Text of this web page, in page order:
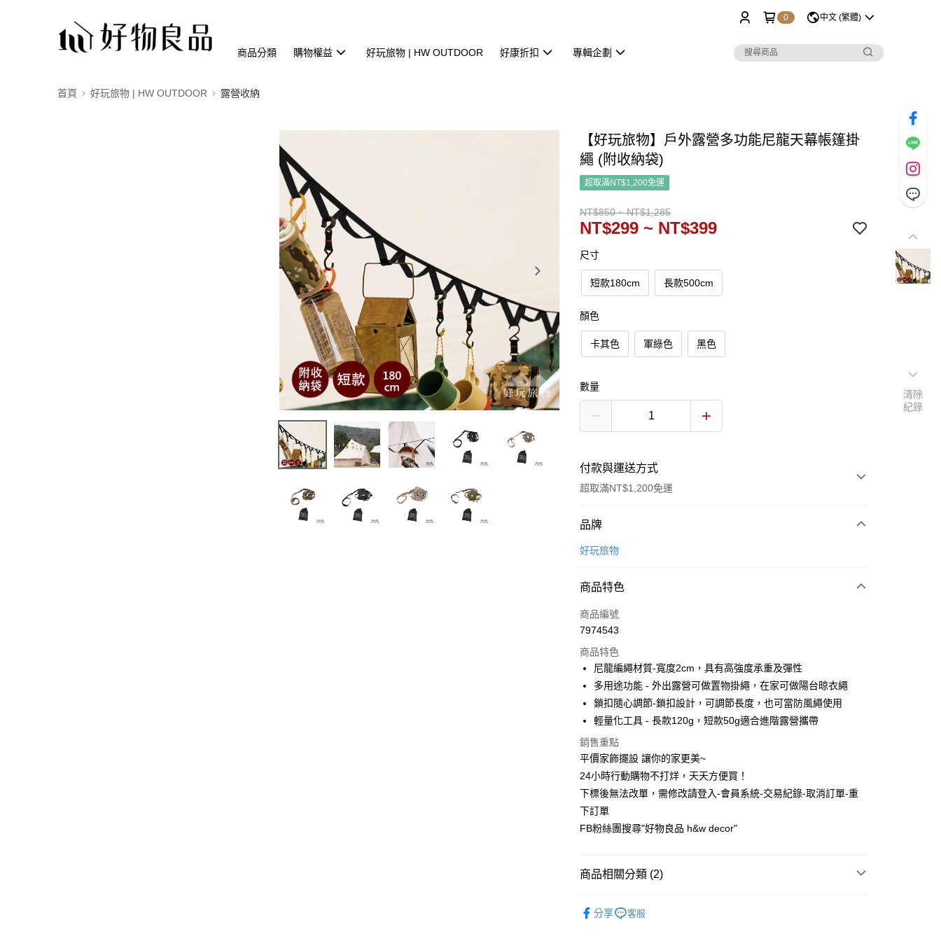
0 中文 (繁體)
商品分類 購物權益 好玩旅物 | HW OUTDOOR 好康折扣 專輯企劃
首頁 好玩旅物 | HW OUTDOOR 露營收納
【好玩旅物】戶外露營多功能尼龍天幕帳篷掛
繩 (附收納袋)
超取滿NT$1,200免運
NT$850 ~ NT$1,285
NT$299 ~ NT$399
尺寸
短款180cm 長款500cm
顏色
卡其色 軍綠色 黑色
數量
付款與運送方式
超取滿NT$1,200免運
付款方式
信用卡一次付款
合作金庫商業銀行
華南商業銀行
上海商業儲蓄銀行
國泰世華商業銀行
兆豐國際商業銀行
臺灣中小企業銀行
台中商業銀行
聯邦商業銀行
遠東國際商業銀行
元大商業銀行
永豐商業銀行
玉山商業銀行
台新國際商業銀行
6 期 0 利率 每期
華南商業銀行
上海商業儲蓄銀行
台北富邦商業銀行
國泰世華商業銀行
兆豐國際商業銀行
臺灣中小企業銀行
台中商業銀行
匯豐（台灣）商業銀行
華泰商業銀行
遠東國際商業銀行
元大商業銀行
玉山商業銀行
台新國際商業銀行
中國信託商業銀行
台灣樂天信用卡公司
超商取貨付款
LINE Pay
Apple Pay
街口支付
悠遊付
全盈+PAY
AFTEE先享後付
相關說明
【關於「AFTEE先享後付」】
１．簡單：不需註冊會員、不需綁卡、不需儲值。
２．便利：只要手機號碼，簡訊認證，即可結帳。
【「AFTEE先享後付」結帳流程】
全家取貨付款，消費滿 $1200 (含以上)免運費
品牌
好玩旅物
商品特色
商品編號
7974543
商品特色
尼龍編繩材質-寬度2cm，具有高強度承重及彈性
多用途功能 - 外出露營可做置物掛繩，在家可做陽台晾衣繩
鎖扣隨心調節-鎖扣設計，可調節長度，也可當防風繩使用
輕量化工具 - 長款120g，短款50g適合進階露營攜帶
銷售重點
平價家飾擺設 讓你的家更美~
24小時行動購物不打烊，天天方便買！
下標後無法改單，需修改請登入-會員系統-交易紀錄-取消訂單-重
下訂單
FB粉絲團搜尋"好物良品 h&w decor"
商品相關分類 (2)
分享 客服
清除
紀錄